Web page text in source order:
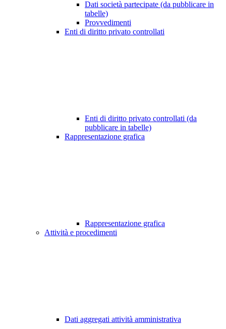
Dati società partecipate (da pubblicare in
tabelle)
Provvedimenti
Enti di diritto privato controllati
Enti di diritto privato controllati (da
pubblicare in tabelle)
Rappresentazione grafica
Rappresentazione grafica
Attività e procedimenti
Dati aggregati attività amministrativa